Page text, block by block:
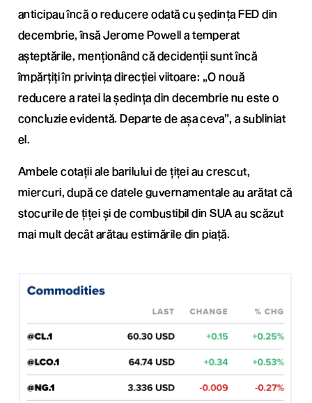
anticipau încă o reducere odată cu ședința FED din
decembrie, însă Jerome Powell a temperat
așteptările, menționând că decidenții sunt încă
împărțiți în privința direcției viitoare: „O nouă
reducere a ratei la ședința din decembrie nu este o
concluzie evidentă. Departe de așa ceva”, a subliniat
el.
Ambele cotații ale barilului de țiței au crescut,
miercuri, după ce datele guvernamentale au arătat că
stocurile de țiței și de combustibil din SUA au scăzut
mai mult decât arătau estimările din piață.